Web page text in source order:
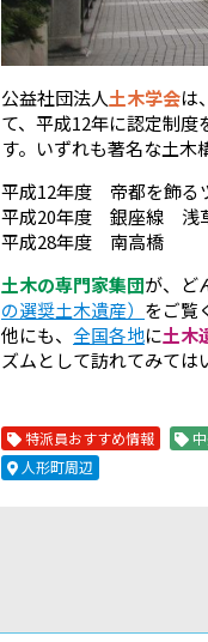
公益社団法人土木学会は、
て、平成12年に認定制
す。いずれも著名な土木
平成12年度 帝都を飾る
平成20年度 銀座線 浅
平成28年度 南高橋
土木の専門家集団が、ど
の選奨土木遺産） をご覧
他にも、 全国各地に土木
ズムとして訪れてみては
特派員おすすめ情報
人形町周辺